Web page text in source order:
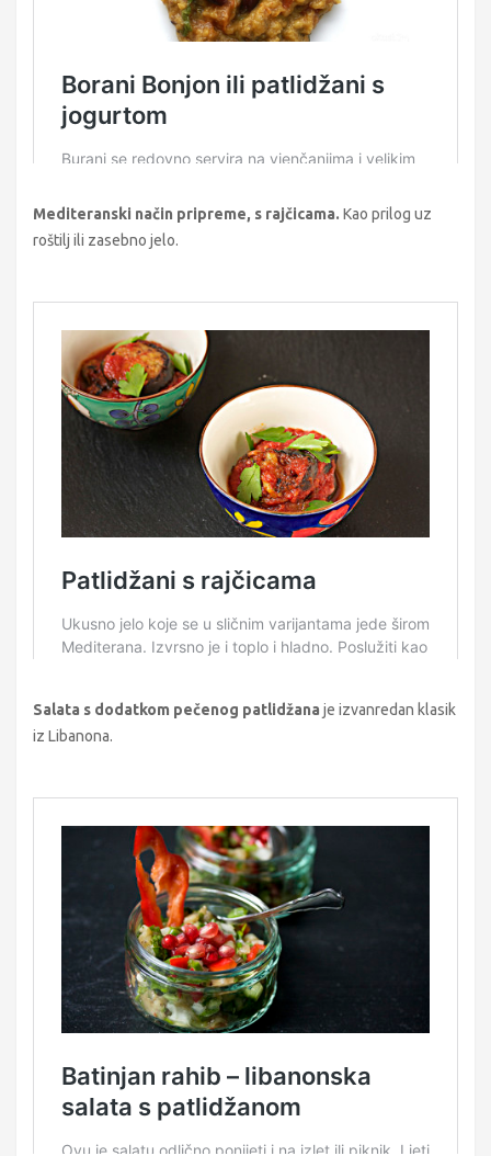
Mediteranski način pripreme, s rajčicama. Kao prilog uz
roštilj ili zasebno jelo.
Salata s dodatkom pečenog patlidžana je izvanredan klasik
iz Libanona.